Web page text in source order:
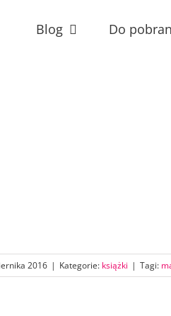
Blog Do
2016 | Kategorie: książki | Tagi: